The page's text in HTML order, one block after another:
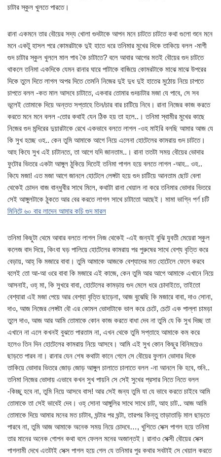
চাটার স্কুল খুলতে পারতে।
রানা একমনে তার বৌয়ের সদ্য খোলা গুদটাকে আপন মনে চাটতে চাটতে কথা গুলো শুনে মনে
মনে একটু হাসল পরে কোমরটাকে দুই হাতে ধরে তনিমার মুখের দিকে তাকিয়ে বলল -মাগী
গুদ চাটার স্কুল খুললে মাল পাব কৈ চাটাতে? বলে আবার আগের মতই বৌয়ের গুদ চাটতে
থাকলে তনিমা একদিকে যেমন রানার ঘারে পাটাকে বাজিয়ে কোমরটাকে মাঝে মাঝে উপরের
দিকে তুলে দিতে লাগল অপর দিতে তেমনি নিজের দুই দুধ দুই হাতের মুঠোয় নিয়ে চাপতে
চাপতে বলল -কত মাল আসবে চাটাতে, একবার তোমার গুদচাটার মজা যে পাবে, সে সব
ভূলেই তোমাকে দিয়ে অন্তত সপ্তাহে তিন/চার বার চাটিয়ে নিবে। রানা নিজের কাজ করতে
করতে মনে মনে বলল -তোর কথাই যেন ঠিক হয় তা হলে..। তনিমা স্বামীর মুখের কাছে
নিজের গুদ মন্দিরের দুয়ারটাকে রেখে একভাবে বলতে লাগল -ওহ মাইরি বলছি আমার আজ যে
কি সুখ হচ্ছে ওহ.. কেন তুমি আমাকে আগে নিয়ে এলেনা হোটেলের কামরায় গুদ চাটতে।
আহ কিযে সুখ এই চাটানতে, তা আগে যদি জানতাম..। রানা ততটা সময় বৌয়ের ভোদার
ফুটোর ভিতরে একটা আঙ্গুল ঠুকিয়ে দিতেই তনিমা পাগল হয়ে বলতে লাগল -আহ.. ওহ..
কিযে মজা! এত মজা আগে জানলে হোটেলে লেঙ্গটা হয়ে গুদ চাটিয়ে আনতাম ছোট বেলা
থেকেই চোদন বাজ বান্ধুবীর সাথে মিলে, কথাটা রানা খেয়াল না করে তনিমার ভোদার ভিতরে
সেই আঙ্গুলটাকে ঠুকতে আর বের করতে লাগল সাথে চাটাতো আছেই। মামা ভাগ্নি পর্ণ চটি
মিনিটে ৬০ বার লাদেন আমার কচি গুদ মারল
তনিমা কিছুটা থেমে আবার বলতে লাগল নিজ থেকেই -এই জন্যই বুঝি যুবতী মেয়েরা স্কুল
কলেজ বাদ দিয়ে, কিংবা ঘড় পালিয়ে হোটেলের কামরায় পর পুরুষের সাথে বেশ্য বৃত্তি করে
বেড়ায়, আহ্‌ কি মজারে বাবা। তুমি আমাকে আজকে বেশ্যাদের মত হোটেলে ফেলে করবে
বলেই তো আ-আ ওরে বাবা কি মজারে এই কাজে, কেন তুমি আর আগে আমাকে এখানে নিয়ে
আসনাই, ওহ্‌ মা, কি সুখরে বাবা, হোটেলের কামড়ায় গুদ মেলে ধরে চোদাইতে, তাইতো
বেশ্যারা এই মজা পেয়ে আর বেশ্যা বৃত্তি ছাড়েনা, আজ বুঝেছি কি মজারে বাবা, দাও সোনা,
দাও, আজ নিজের লেঙ্গটা বৌ এর কোমল ভোদাটাকে ভাল করে চেটে, চেটে এক পাল্লা চামড়া
তুলে দাও, আজ আর আমি তোমাকে কোন কাজ করতে বাধা দেব না তুমি যে কি সুখ দিচ্ছ তা
এখানে না এলে কখনই বুঝতে পারতাম না, এখন থেকে তুমি সপ্তাহে আমাকে কম করে
হলেও তিন দিন হোটেলের কামরায় নিয়ে আসবে। আমি এই সুখ কোন কিছুর বিনিময়েও
ছাড়তে পারব না। রানার যেন শেষ কথাটা কানে গেলে সে বৌয়ের ফুলান ভোদার দিকে
তাকিয়ে ভোদার ভিতরে জোড় জোড় আঙ্গুল চালাতে চালাতে বলল -না আনলে কি হবে, শুনি..
তনিমা নিজের ভোদায় এভাবে কখন সুখ পায়নি সে সেই সুখের প্রসার নিতে নিতে বলল
-কিচ্ছু হবে না, তুমি নিয়ে আসবে বাস! আর সেই জন্য তুমি যা যে ভাবে করতে চাইবে আমি
তোমাকে তা সেই ভাবেই দেব। ওহ্‌ সোনা আঙ্গুলির সাথে সাথে চাট, আহ চাট.. আজ আমি
তোমাকে দিয়ে আমার মনের মত চাটাব, ঘন্টার পর ঘন্টা, তারপর কিন্তু তাড়াতাড়ি মাল ছাড়তে
পারবে না, তুমি আজ আমাকে অনেক সময় নিয়ে চোদবে…, খুশিতে সেক্স পাগল হয়ে তনিমা
তার মানের অনেক গোপন কথা বলে ফেলল মনের অজান্তই। রানাও সেক্সী বৌয়ের সেক্স
পাগলামী দেখে এতটাই সেক্স পাগল হয়ে গেল যে তনিমার পুর কথার সবটাই সে খেয়াল করতে